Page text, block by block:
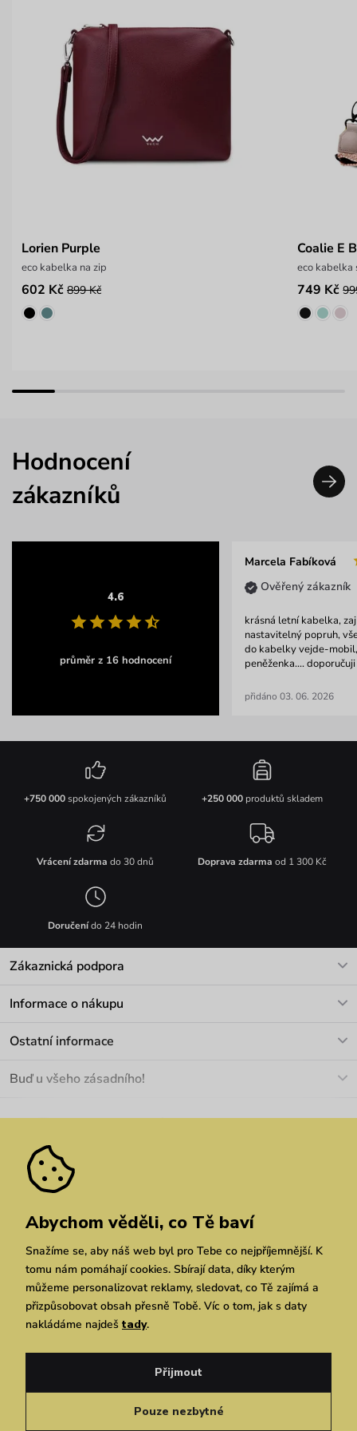
Lorien Purple
eco kabelka na zip
602 Kč 899 Kč
Coalie E
eco kabelka
749 Kč
Hodnocení
zákazníků
4.6
průměr z 16 hodnocení
Marcela Fabíková
Ověřený zákazník
krásná letní kabelka,
nastavitelný popruh,
do kabelky vejde-
peněženka....
přidáno 03. 06. 2026
+750 000spokojených zákazníků +250 000produktů skladem
Vrácení zdarma do 30 dnů Doprava zdarma od 1 300 Kč
Doručenído 24 hodin
Zákaznická podpora
Informace o nákupu
Materiály a údržba
Pozáruční opravy
Ostatní informace
Velkoobchod
We Care
Dárkové poukazy
Vuchlook
Prodejny
Praha Brno Chrudim
Buď u všeho zásadního!
Zásady ochrany osobních údajů
Simplia.cz
Zásady ochrany osobních údajů
Abychom věděli, co Tě baví
Snažíme se, aby náš web byl pro Tebe co nejpříjemnější. K
tomu nám pomáhají cookies. Sbírají data, díky kterým
můžeme personalizovat reklamy, sledovat, co Tě zajímá a
přizpůsobovat obsah přesně Tobě. Víc o tom, jak s daty
nakládáme najdeš tady.
Pouze nezbytné
Přijmout